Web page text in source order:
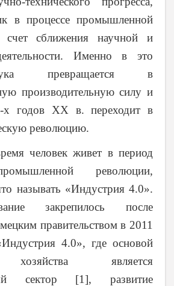
в процессе промышленной
счет сближения научной и
Именно в это
превращается в
производительную силу и
х годов XX в. переходит в
революцию.
человек живет в период
революции,
называть «Индустрия 4.0».
закрепилось после
правительством в 2011
4.0», где основой
хозяйства является
сектор [1], развитие